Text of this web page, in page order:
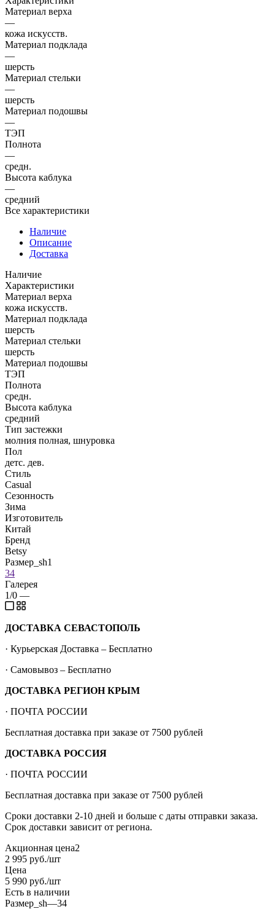
Материал верха
—
кожа искусств.
Материал подклада
—
шерсть
Материал стельки
—
шерсть
Материал подошвы
—
ТЭП
Полнота
—
средн.
Высота каблука
—
средний
Все характеристики
Наличие
Описание
Доставка
Наличие
Характеристики
Материал верха
кожа искусств.
Материал подклада
шерсть
Материал стельки
шерсть
Материал подошвы
ТЭП
Полнота
средн.
Высота каблука
средний
Тип застежки
молния полная, шнуровка
Пол
детс. дев.
Стиль
Casual
Сезонность
Зима
Изготовитель
Китай
Бренд
Betsy
Размер_sh1
34
Галерея
1/0 —
ДОСТАВКА СЕВАСТОПОЛЬ
· Курьерская Доставка – Бесплатно
· Самовывоз – Бесплатно
ДОСТАВКА РЕГИОН КРЫМ
· ПОЧТА РОССИИ
Бесплатная доставка при заказе от 7500 рублей
ДОСТАВКА РОССИЯ
· ПОЧТА РОССИИ
Бесплатная доставка при заказе от 7500 рублей
Сроки доставки 2-10 дней и больше с даты отправки заказа.
Срок доставки зависит от региона.
Акционная цена2
2 995 руб./шт
Цена
5 990 руб./шт
Есть в наличии
Размер_sh—34